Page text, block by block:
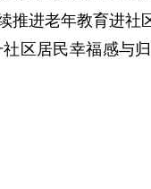
推进老年教育进
区居民幸福感与